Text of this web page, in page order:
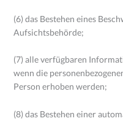
(6) das Bestehen eines
Aufsichtsbehörde;
(7) alle verfügbaren
wenn die
Person erhoben werden;
(8) das Bestehen einer